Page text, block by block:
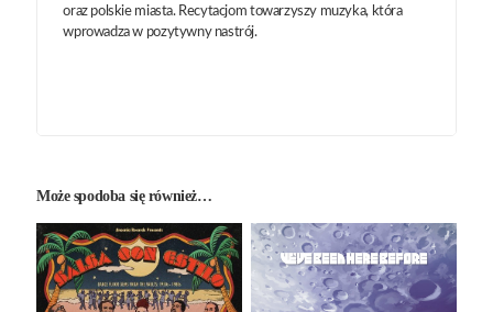
oraz polskie miasta. Recytacjom towarzyszy muzyka, która
wprowadza w pozytywny nastrój.
Może spodoba się również…